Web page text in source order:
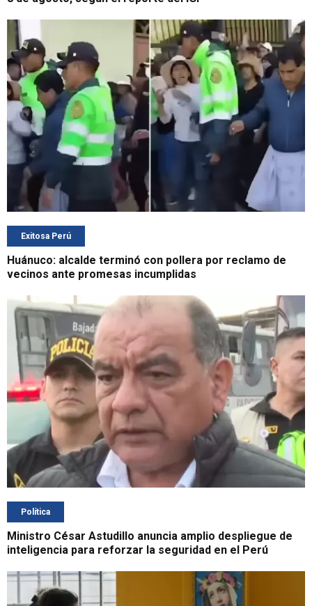
Exitosa Perú
Huánuco: alcalde terminó con pollera por reclamo de
vecinos ante promesas incumplidas
Política
Ministro César Astudillo anuncia amplio despliegue de
inteligencia para reforzar la seguridad en el Perú